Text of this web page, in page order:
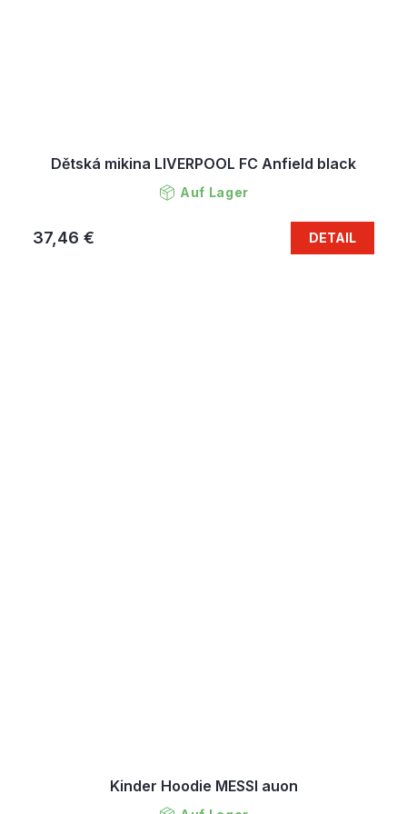
Dětská mikina LIVERPOOL FC Anfield black
Auf Lager
37,46 € DETAIL
Kinder Hoodie MESSI auon